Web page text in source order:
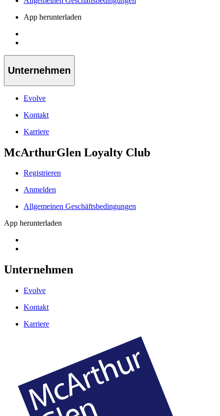
App herunterladen
Unternehmen
Evolve
Kontakt
Karriere
McArthurGlen Loyalty Club
Registrieren
Anmelden
Allgemeinen Geschäftsbedingungen
App herunterladen
Unternehmen
Evolve
Kontakt
Karriere